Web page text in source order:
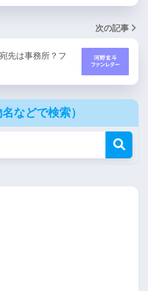
次の記事
先は事務所？フ
などで検索）